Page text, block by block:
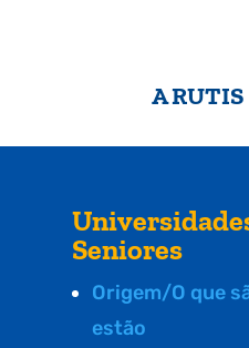
A RUTIS
Seniores
Origem/O que
estão